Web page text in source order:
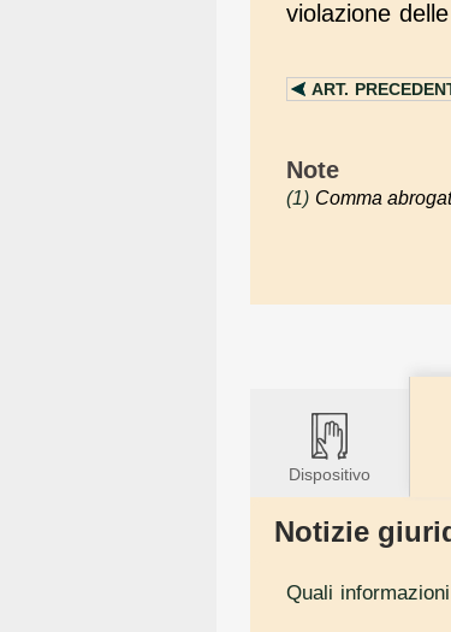
violazione
ART.
Note
(1) Comma
Dispositivo
Notizie
Quali